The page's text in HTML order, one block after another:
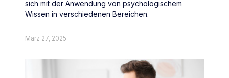
sich mit der Anwendung von psychologischem
Wissen in verschiedenen Bereichen.
März 27, 2025